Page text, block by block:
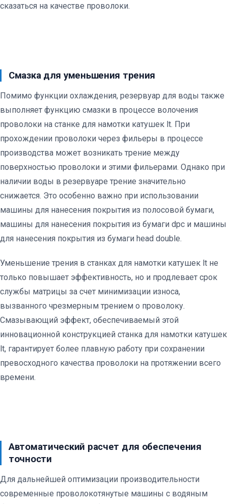
сказаться на качестве проволоки.
Смазка для уменьшения трения
Помимо функции охлаждения, резервуар для воды также
выполняет функцию смазки в процессе волочения
проволоки на станке для намотки катушек lt. При
прохождении проволоки через фильеры в процессе
производства может возникать трение между
поверхностью проволоки и этими фильерами. Однако при
наличии воды в резервуаре трение значительно
снижается. Это особенно важно при использовании
машины для нанесения покрытия из полосовой бумаги,
машины для нанесения покрытия из бумаги dpc и машины
для нанесения покрытия из бумаги head double.
Уменьшение трения в станках для намотки катушек lt не
только повышает эффективность, но и продлевает срок
службы матрицы за счет минимизации износа,
вызванного чрезмерным трением о проволоку.
Смазывающий эффект, обеспечиваемый этой
инновационной конструкцией станка для намотки катушек
lt, гарантирует более плавную работу при сохранении
превосходного качества проволоки на протяжении всего
времени.
Автоматический расчет для обеспечения
точности
Для дальнейшей оптимизации производительности
современные проволокотянутые машины с водяным